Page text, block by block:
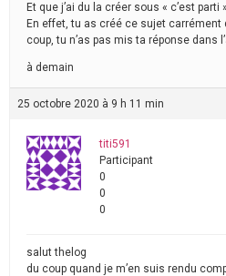
Et que j’ai du la créer sous « c’est parti
En effet, tu as créé ce sujet carrément
coup, tu n’as pas mis ta réponse dans
à demain
25 octobre 2020 à 9 h 11 min
titi591
Participant
0
0
0
salut thelog
du coup quand je m’en suis rendu